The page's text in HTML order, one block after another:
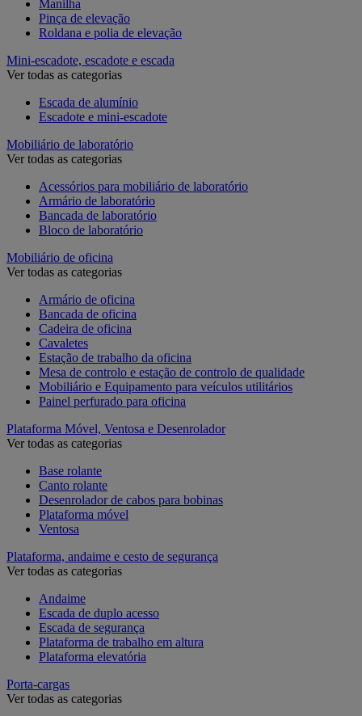
Manilha
Pinça de elevação
Roldana e polia de elevação
Mini-escadote, escadote e escada
Ver todas as categorias
Escada de alumínio
Escadote e mini-escadote
Mobiliário de laboratório
Ver todas as categorias
Acessórios para mobiliário de laboratório
Armário de laboratório
Bancada de laboratório
Bloco de laboratório
Mobiliário de oficina
Ver todas as categorias
Armário de oficina
Bancada de oficina
Cadeira de oficina
Cavaletes
Estação de trabalho da oficina
Mesa de controlo e estação de controlo de qualidade
Mobiliário e Equipamento para veículos utilitários
Painel perfurado para oficina
Plataforma Móvel, Ventosa e Desenrolador
Ver todas as categorias
Base rolante
Canto rolante
Desenrolador de cabos para bobinas
Plataforma móvel
Ventosa
Plataforma, andaime e cesto de segurança
Ver todas as categorias
Andaime
Escada de duplo acesso
Escada de segurança
Plataforma de trabalho em altura
Plataforma elevatória
Porta-cargas
Ver todas as categorias